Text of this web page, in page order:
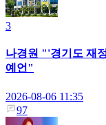
3
나경원 "'경기도 재
예언"
2026-08-06 11:35
97